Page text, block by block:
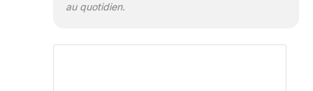
au quotidien.